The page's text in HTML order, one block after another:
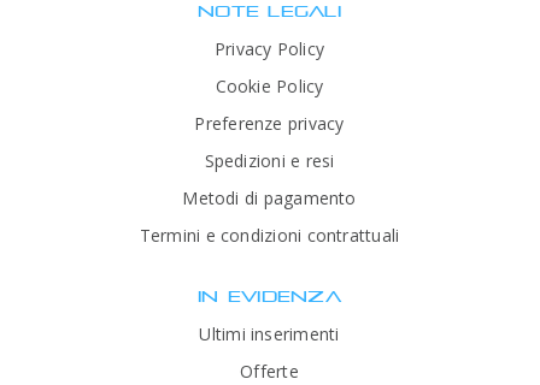
NOTE LEGALI
Privacy Policy
Cookie Policy
Preferenze privacy
Spedizioni e resi
Metodi di pagamento
Termini e condizioni contrattuali
IN EVIDENZA
Ultimi inserimenti
Offerte